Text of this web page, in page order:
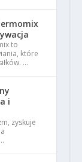
to
które
…
i
zyskuje